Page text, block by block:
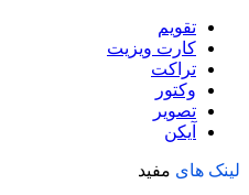
تقویم
کارت ویزیت
تراکت
وکتور
تصویر
آیکن
لینک های مفید